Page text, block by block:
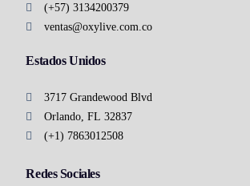
(+57) 3134200379
ventas@oxylive.com.co
Estados Unidos
3717 Grandewood Blvd
Orlando, FL 32837
(+1) 7863012508
Redes Sociales